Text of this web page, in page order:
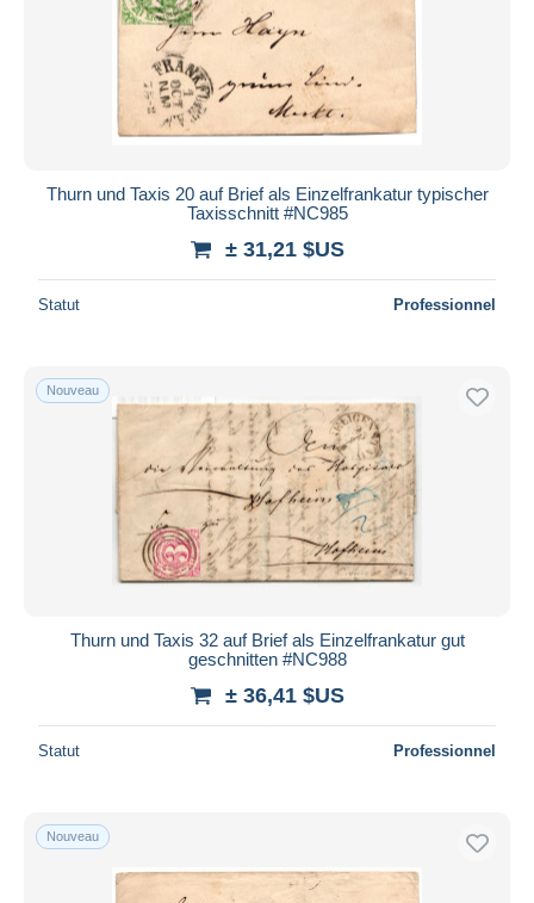
Thurn und Taxis 20 auf Brief als Einzelfrankatur typischer
Taxisschnitt #NC985
± 31,21 $US
Statut Professionnel
Nouveau
Thurn und Taxis 32 auf Brief als Einzelfrankatur gut
geschnitten #NC988
± 36,41 $US
Statut Professionnel
Nouveau